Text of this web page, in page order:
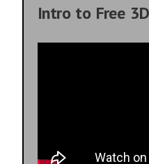
Intro to Free